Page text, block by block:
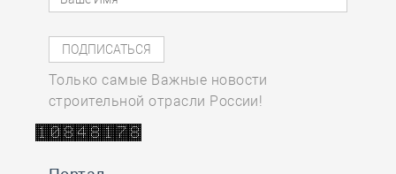
Только самые Важные новости
строительной отрасли России!